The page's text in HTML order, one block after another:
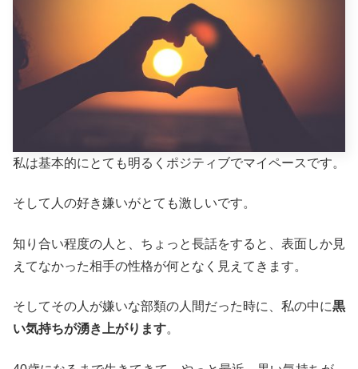
私は基本的にとても明るくポジティブでマイペースです。
そして人の好き嫌いがとても激しいです。
知り合い程度の人と、ちょっと長話をすると、表面しか見
えてなかった相手の性格が何となく見えてきます。
そしてその人が嫌いな部類の人間だった時に、私の中に黒
い気持ちが湧き上がります。